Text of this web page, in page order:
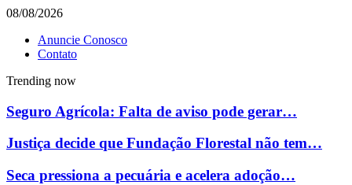
08/08/2026
Anuncie Conosco
Contato
Trending now
Seguro Agrícola: Falta de aviso pode gerar…
Justiça decide que Fundação Florestal não tem…
Seca pressiona a pecuária e acelera adoção…